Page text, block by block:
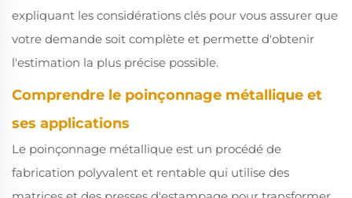
expliquant les considérations clés pour vous assurer que
votre demande soit complète et permette d'obtenir
l'estimation la plus précise possible.
Comprendre le poinçonnage métallique et
ses applications
Le poinçonnage métallique est un procédé de
fabrication polyvalent et rentable qui utilise des